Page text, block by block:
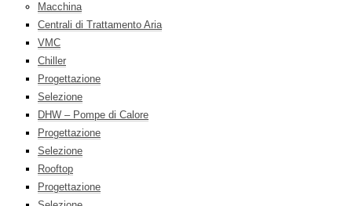
Macchina
Centrali di Trattamento Aria
VMC
Chiller
Progettazione
Selezione
DHW – Pompe di Calore
Progettazione
Selezione
Rooftop
Progettazione